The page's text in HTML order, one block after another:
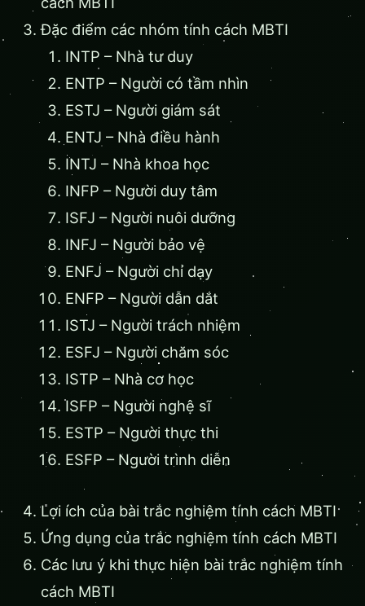
Đặc điểm các nhóm tính cách MBTI
INTP – Nhà tư duy
ENTP – Người có tầm nhìn
ESTJ – Người giám sát
ENTJ – Nhà điều hành
INTJ – Nhà khoa học
INFP – Người duy tâm
ISFJ – Người nuôi dưỡng
INFJ – Người bảo vệ
ENFJ – Người chỉ dạy
ENFP – Người dẫn dắt
ISTJ – Người trách nhiệm
ESFJ – Người chăm sóc
ISTP – Nhà cơ học
ISFP – Người nghệ sĩ
ESTP – Người thực thi
ESFP – Người trình diễn
Lợi ích của bài trắc nghiệm tính cách MBTI
Ứng dụng của trắc nghiệm tính cách MBTI
Các lưu ý khi thực hiện bài trắc nghiệm tính
cách MBTI